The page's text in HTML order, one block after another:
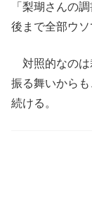
「梨瑚さんの
後まで全部ウソ
対照的なのは
振る舞いから
続ける。